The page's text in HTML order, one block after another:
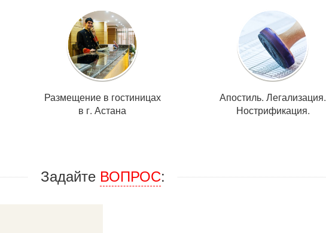
Размещение в гостиницах
в г. Астана
Апостиль. Легализация.
Нострификация.
Задайте ВОПРОС: